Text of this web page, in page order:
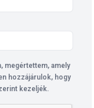
megértettem, amely
hozzájárulok, hogy
kezeljék.